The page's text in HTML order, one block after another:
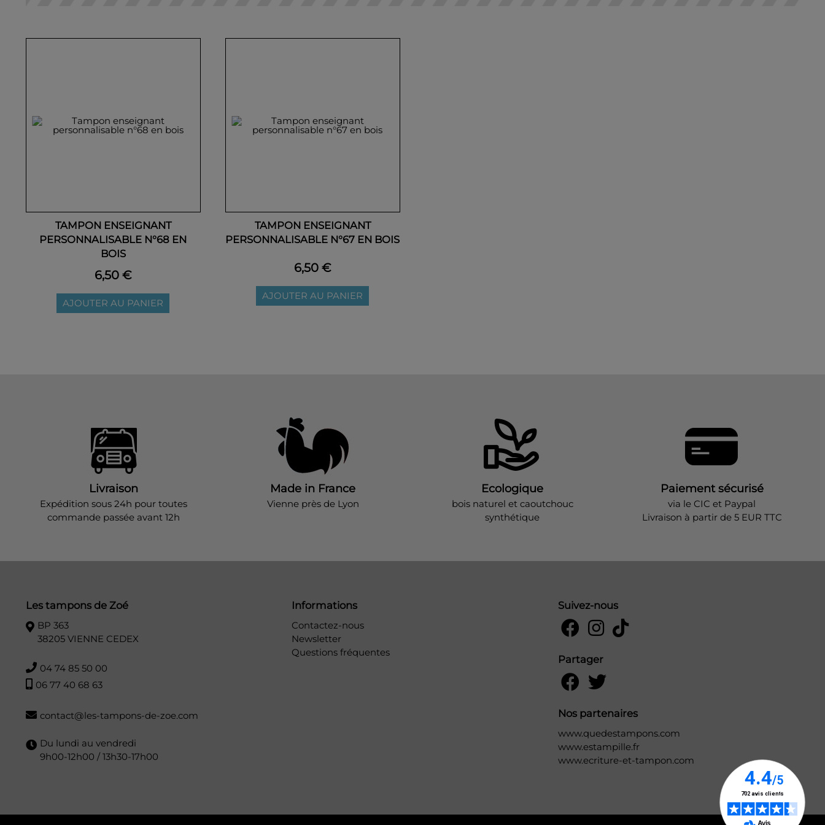
TAMPON ENSEIGNANT
PERSONNALISABLE N°68 EN
BOIS
6,50 €
AJOUTER AU PANIER
TAMPON ENSEIGNANT
PERSONNALISABLE N°67 EN BOIS
6,50 €
AJOUTER AU PANIER
Livraison
Expédition sous 24h pour toutes
commande passée avant 12h
Made in France
Vienne près de Lyon
Ecologique
bois naturel et caoutchouc
synthétique
Paiement sécurisé
via le CIC et Paypal
Livraison à partir de 5 EUR TTC
Les tampons de Zoé
BP 363
38205 VIENNE CEDEX
04 74 85 50 00
06 77 40 68 63
contact@les-tampons-de-zoe.com
Du lundi au vendredi
9h00-12h00 / 13h30-17h00
Informations
Contactez-nous
Newsletter
Questions fréquentes
Suivez-nous
Partager
Nos partenaires
www.quedestampons.com
www.estampille.fr
www.ecriture-et-tampon.com